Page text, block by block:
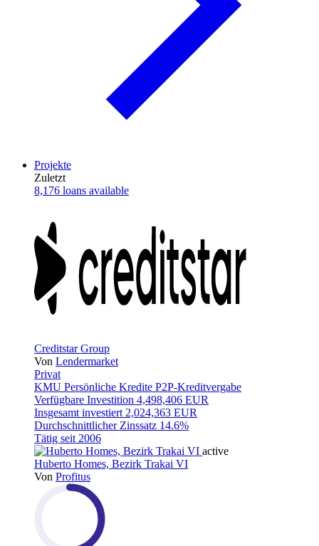
Projekte
Zuletzt
8,176 loans available
Creditstar Group
Von Lendermarket
Privat
KMU Persönliche Kredite P2P-Kreditvergabe
Verfügbare Investition 4,498,406 EUR
Insgesamt investiert 2,024,363 EUR
Durchschnittlicher Zinssatz 14.6%
Tätig seit 2006
active
Huberto Homes, Bezirk Trakai VI
Von Profitus